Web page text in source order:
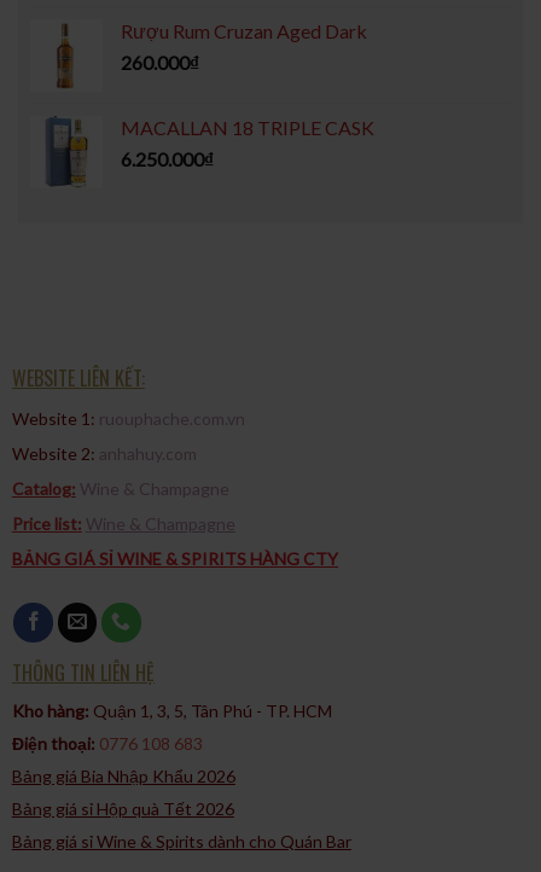
Rượu Rum Cruzan Aged Dark
260.000₫
MACALLAN 18 TRIPLE CASK
6.250.000₫
WEBSITE LIÊN KẾT:
Website 1: ruouphache.com.vn
Website 2: anhahuy.com
Catalog: Wine & Champagne
Price list: Wine & Champagne
BẢNG GIÁ SỈ WINE & SPIRITS HÀNG CTY
THÔNG TIN LIÊN HỆ
Kho hàng: Quận 1, 3, 5, Tân Phú - TP. HCM​
Điện thoại: 0776 108 683
Bảng giá Bia Nhập Khẩu 2026
Bảng giá sỉ Hộp quà Tết 2026
Bảng giá sỉ Wine & Spirits dành cho Quán Bar